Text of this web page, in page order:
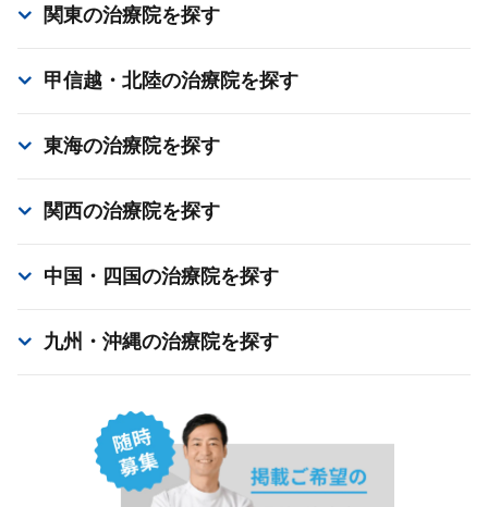
関東の治療院を探す
甲信越・北陸の治療院を探す
東海の治療院を探す
関西の治療院を探す
中国・四国の治療院を探す
九州・沖縄の治療院を探す